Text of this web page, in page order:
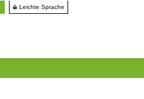
Leichte Sprache